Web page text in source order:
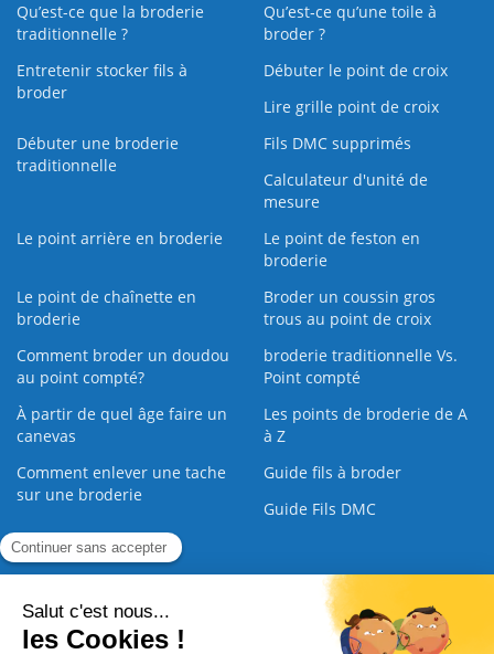
Qu’est-ce que la broderie
traditionnelle ?
Qu’est‑ce qu’une toile à
broder ?
Entretenir stocker fils à
broder
Débuter le point de croix
Lire grille point de croix
Débuter une broderie
traditionnelle
Fils DMC supprimés
Calculateur d'unité de
mesure
Le point arrière en broderie
Le point de feston en
broderie
Le point de chaînette en
broderie
Broder un coussin gros
trous au point de croix
Comment broder un doudou
au point compté?
broderie traditionnelle Vs.
Point compté
À partir de quel âge faire un
canevas
Les points de broderie de A
à Z
Comment enlever une tache
sur une broderie
Guide fils à broder
Guide Fils DMC
Guide de la Broderie